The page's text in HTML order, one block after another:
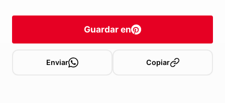
Guardar en
Enviar Copiar